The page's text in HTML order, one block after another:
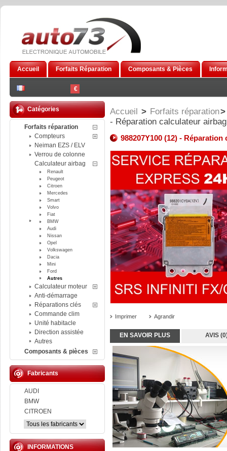
€
Accueil Forfaits Réparation Composants & Pièces
Catégories
Forfaits réparation
Compteurs
Neiman EZS / ELV
Verrou de colonne
Calculateur airbag
Renault
Peugeot
Citroen
Mercedes
Smart
Volvo
Fiat
BMW
Audi
Nissan
Opel
Volkswagen
Dacia
Mini
Ford
Autres
Calculateur moteur
Anti-démarrage
Réparations clés
Commande clim
Unité habitacle
Direction assistée
Autres
Composants & pièces
Fabricants
AUDI
BMW
CITROEN
INFORMATIONS
Accueil > Forfaits réparation>
- Réparation calculateur
988207Y100 (12) -
Imprimer Agrandir
EN SAVOIR PLUS AVIS